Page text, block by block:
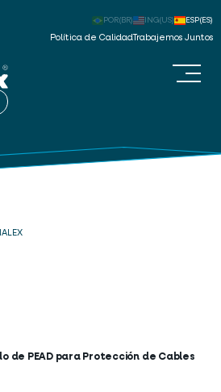
Política de CalidadTrabajemos Juntos
POR(BR) ING(US) ESP(ES)
de PEAD para Protección de Cables